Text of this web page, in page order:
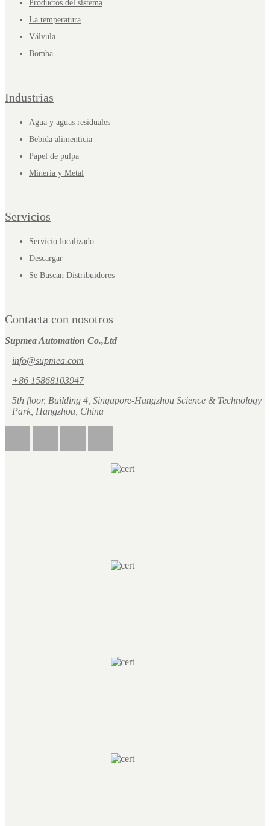
Productos del sistema
La temperatura
Válvula
Bomba
Industrias
Agua y aguas residuales
Bebida alimenticia
Papel de pulpa
Minería y Metal
Servicios
Servicio localizado
Descargar
Se Buscan Distribuidores
Contacta con nosotros
Supmea Automation Co.,Ltd
info@supmea.com
+86 15868103947
5th floor, Building 4, Singapore-Hangzhou Science & Technology
Park, Hangzhou, China